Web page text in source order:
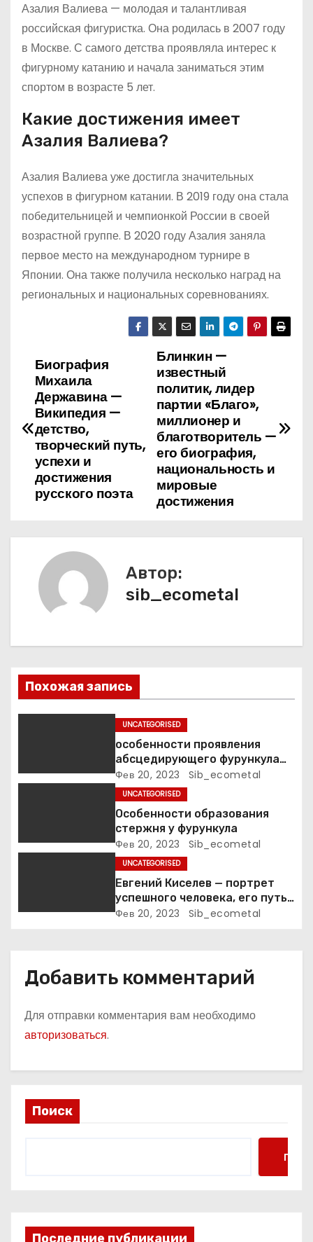
Азалия Валиева — молодая и талантливая
российская фигуристка. Она родилась в 2007 году
в Москве. С самого детства проявляла интерес к
фигурному катанию и начала заниматься этим
спортом в возрасте 5 лет.
Какие достижения имеет
Азалия Валиева?
Азалия Валиева уже достигла значительных
успехов в фигурном катании. В 2019 году она стала
победительницей и чемпионкой России в своей
возрастной группе. В 2020 году Азалия заняла
первое место на международном турнире в
Японии. Она также получила несколько наград на
региональных и национальных соревнованиях.
Н
в
ц
з
а
и
Блинкин —
известный
политик, лидер
партии «Благо»,
миллионер и
благотворитель —
его биография,
национальность и
мировые
достижения
Биография
Михаила
Державина —
Википедия —
детство,
творческий путь,
успехи и
достижения
русского поэта
Автор:
sib_ecometal
Похожая запись
UNCATEGORISED
особенности проявления
абсцедирующего фурункула
код по МКБ-10
Фев 20, 2023 Sib_ecometal
UNCATEGORISED
Особенности образования
стержня у фурункула
Фев 20, 2023 Sib_ecometal
UNCATEGORISED
Евгений Киселев — портрет
успешного человека, его путь
к славе и личное счастье
Фев 20, 2023 Sib_ecometal
Добавить комментарий
Для отправки комментария вам необходимо
авторизоваться.
Поиск
Поиск
Последние публикации